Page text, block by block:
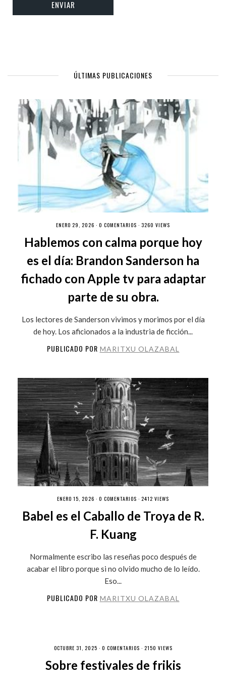
ÚLTIMAS PUBLICACIONES
ENERO 29, 2026 · 0 COMENTARIOS · 3260 VIEWS
Hablemos con calma porque hoy
es el día: Brandon Sanderson ha
fichado con Apple tv para adaptar
parte de su obra.
Los lectores de Sanderson vivimos y morimos por el día
de hoy. Los aficionados a la industria de ficción...
PUBLICADO POR MARITXU OLAZABAL
ENERO 15, 2026 · 0 COMENTARIOS · 2412 VIEWS
Babel es el Caballo de Troya de R.
F. Kuang
Normalmente escribo las reseñas poco después de
acabar el libro porque si no olvido mucho de lo leído.
Eso...
PUBLICADO POR MARITXU OLAZABAL
OCTUBRE 31, 2025 · 0 COMENTARIOS · 2150 VIEWS
Sobre festivales de frikis